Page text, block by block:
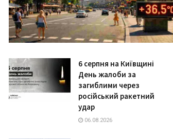
6 серпня на Київщині
День жалоби за
загиблими через
російський ракетний
удар
06.08.2026